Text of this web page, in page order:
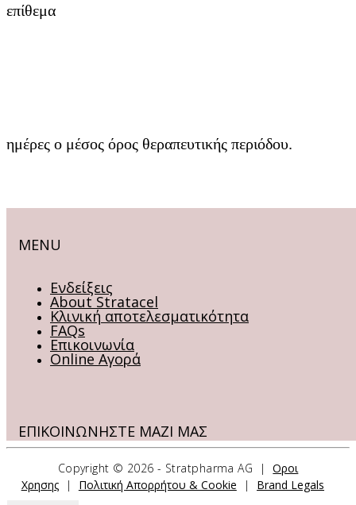
επίθεμα
ημέρες ο μέσος όρος θεραπευτικής περιόδου.
MENU
Ενδείξεις
About Stratacel
Κλινική αποτελεσματικότητα
FAQs
Επικοινωνία
Online Αγορά
ΕΠΙΚΟΙΝΩΝΗΣΤΕ ΜΑΖΙ ΜΑΣ
Stratpharma AG
Aeschenvorstadt 57
Copyright © 2026 - Stratpharma AG |Οροι
Χρησης| Πολιτική Απορρήτου & Cookie | Brand Legals